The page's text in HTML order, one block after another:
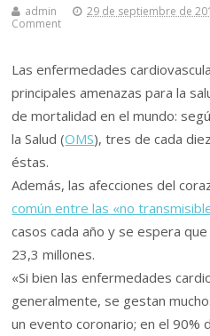
admin 29 de septiembre de
Comment
Las enfermedades
principales amenazas para la
de mortalidad en el mundo:
la Salud (OMS), tres de cada
éstas.
Además, las afecciones del
común entre las «no
casos cada año y se espera
23,3 millones.
«Si bien las enfermedades
generalmente, se gestan
un evento coronario; en el 90%